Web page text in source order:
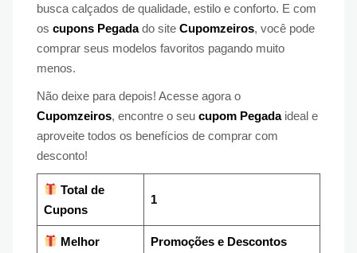
busca calçados de qualidade, estilo e conforto. E com
os cupons Pegadado site Cupomzeiros, você pode
comprar seus modelos favoritos pagando muito
menos.
Não deixe para depois! Acesse agora o
Cupomzeiros, encontre o seu cupom Pegadaideal e
aproveite todos os benefícios de comprar com
desconto!
Total de
Cupons
1
Melhor
Promoções e Descontos